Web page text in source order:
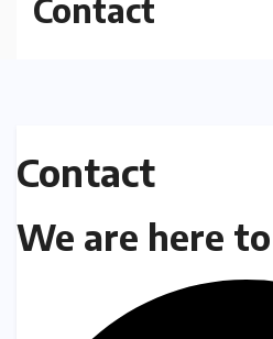
Contact
Contact
We are here